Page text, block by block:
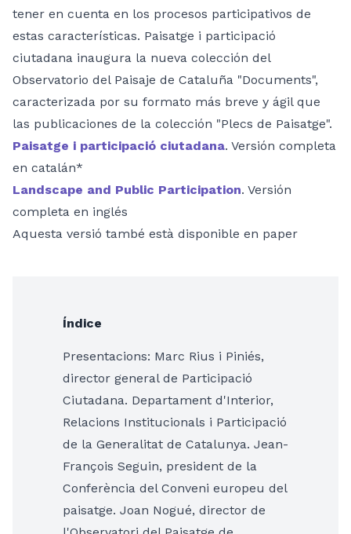
tener en cuenta en los procesos participativos de
estas características. Paisatge i participació
ciutadana inaugura la nueva colección del
Observatorio del Paisaje de Cataluña "Documents",
caracterizada por su formato más breve y ágil que
las publicaciones de la colección "Plecs de Paisatge".
Paisatge i participació ciutadana. Versión completa
en catalán*
Landscape and Public Participation. Versión
completa en inglés
Aquesta versió també està disponible en paper
Índice
Presentacions: Marc Rius i Piniés,
director general de Participació
Ciutadana. Departament d'Interior,
Relacions Institucionals i Participació
de la Generalitat de Catalunya. Jean-
François Seguin, president de la
Conferència del Conveni europeu del
paisatge. Joan Nogué, director de